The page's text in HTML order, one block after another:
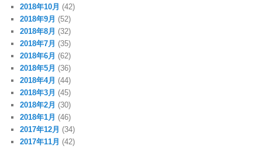
2018年10月 (42)
2018年9月 (52)
2018年8月 (32)
2018年7月 (35)
2018年6月 (62)
2018年5月 (36)
2018年4月 (44)
2018年3月 (45)
2018年2月 (30)
2018年1月 (46)
2017年12月 (34)
2017年11月 (42)